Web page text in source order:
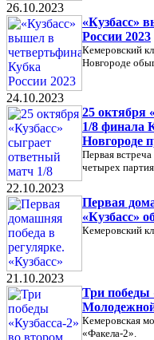
26.10.2023
«Кузбасс»
России 2023
Кемеровский
Новгороде
24.10.2023
25 октября
1/8 финала
Новгороде
Первая
четырех
22.10.2023
Первая
«Кузбасс»
Кемеровский
21.10.2023
Три победы
Кемеровская
«Факела-2».